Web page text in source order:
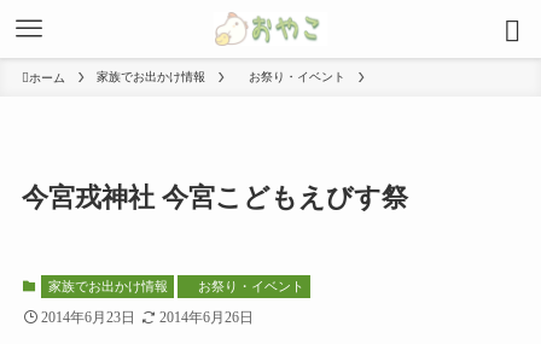
ホーム 家族でお出かけ情報 お祭り・イベント
今宮戎神社 今宮こどもえびす祭
家族でお出かけ情報 お祭り・イベント
2014年6月23日 2014年6月26日